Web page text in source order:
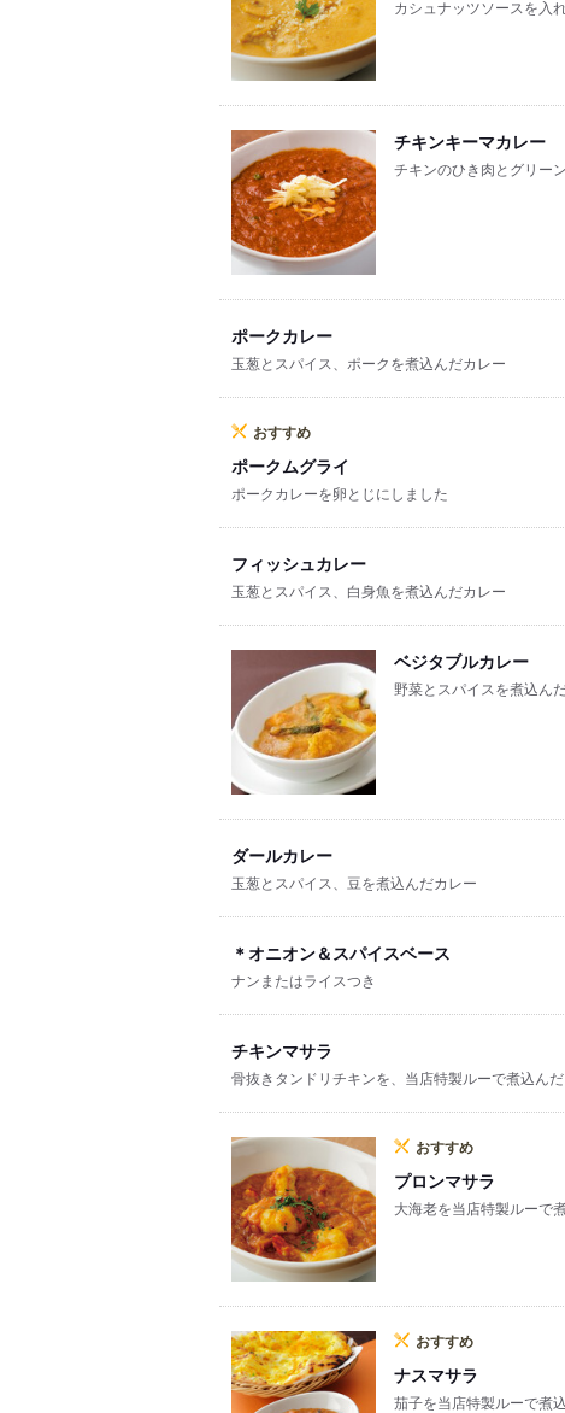
カシュナッツソースを入
チキンキーマカレー
チキンのひき肉とグリー
ポークカレー
玉葱とスパイス、ポークを煮込んだカレー
おすすめ
ポークムグライ
ポークカレーを卵とじにしました
フィッシュカレー
玉葱とスパイス、白身魚を煮込んだカレー
ベジタブルカレー
野菜とスパイスを煮込ん
ダールカレー
玉葱とスパイス、豆を煮込んだカレー
＊オニオン＆スパイスベース
ナンまたはライスつき
チキンマサラ
骨抜きタンドリチキンを、当店特製ルーで煮込ん
おすすめ
プロンマサラ
大海老を当店特製ルーで
おすすめ
ナスマサラ
茄子を当店特製ルーで煮